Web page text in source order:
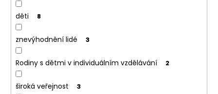
děti 8
znevýhodnění lidé 3
Rodiny s dětmi v individuálním vzdělávání 2
široká veřejnost 3
D
p